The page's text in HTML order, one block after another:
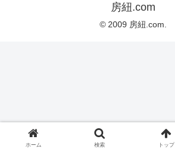
房紐.com
© 2009 房紐.com.
ホーム 検索 トップ